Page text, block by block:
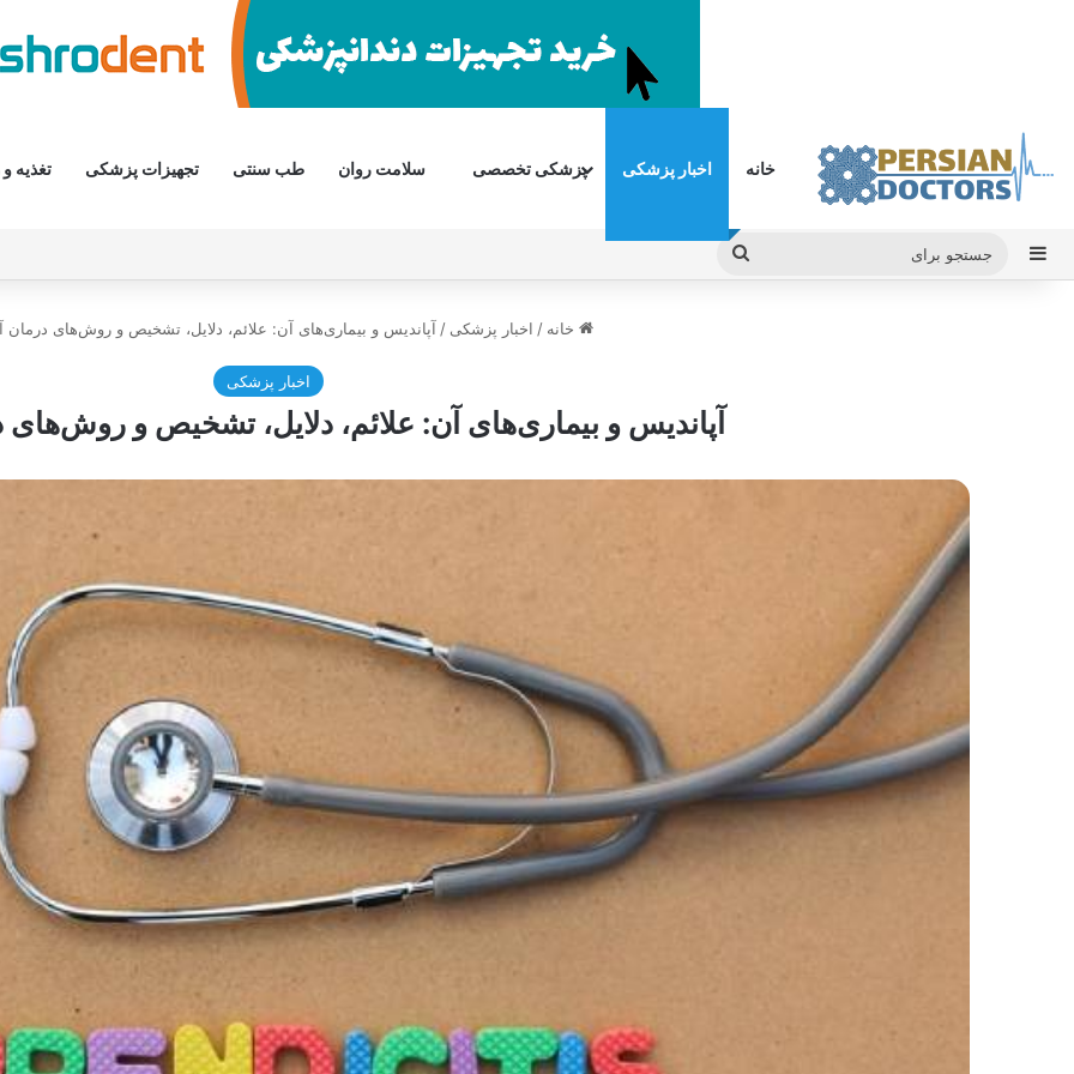
خانه اخبار پزشکی پزشکی تخصصی سلامت روان طب سنتی تجهیزات پزشکی تغذیه
سایدبار
جستجو
خانه / اخبار پزشکی / آپاندیس و بیماری‌های آن: علائم، دلایل، تشخیص و روش‌های درمان
اخبار پزشکی
آپاندیس و بیماری‌های آن: علائم، دلایل، تشخیص و روش‌های